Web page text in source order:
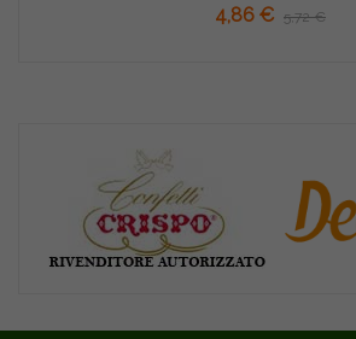
4,86 € 5,72 €